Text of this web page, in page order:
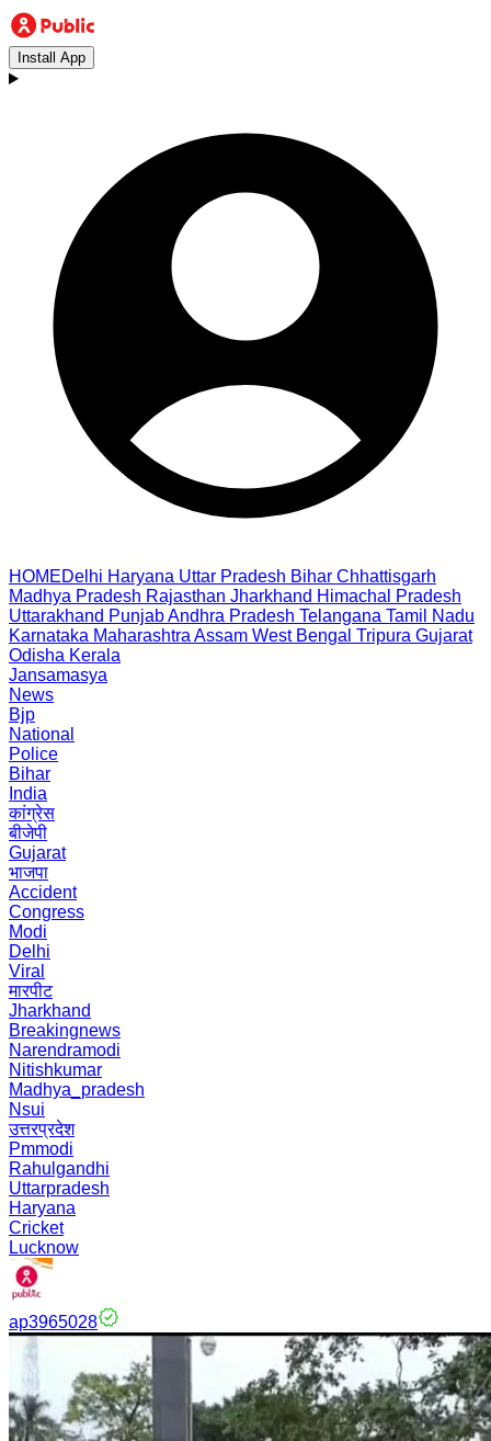
Install App
HOMEDelhi Haryana Uttar Pradesh Bihar Chhattisgarh
Madhya Pradesh Rajasthan Jharkhand Himachal Pradesh
Uttarakhand PunjabAndhra Pradesh Telangana Tamil Nadu
Karnataka Maharashtra Assam West Bengal Tripura Gujarat
Odisha Kerala
Jansamasya
News
Bjp
National
Police
Bihar
India
कांग्रेस
बीजेपी
Gujarat
भाजपा
Accident
Congress
Modi
Delhi
Viral
मारपीट
Jharkhand
Breakingnews
Narendramodi
Nitishkumar
Madhya_pradesh
Nsui
उत्तरप्रदेश
Pmmodi
Rahulgandhi
Uttarpradesh
Haryana
Cricket
Lucknow
ap3965028